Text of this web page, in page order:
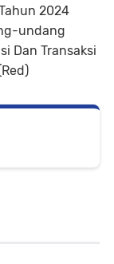
2024
undang
Dan Transaksi